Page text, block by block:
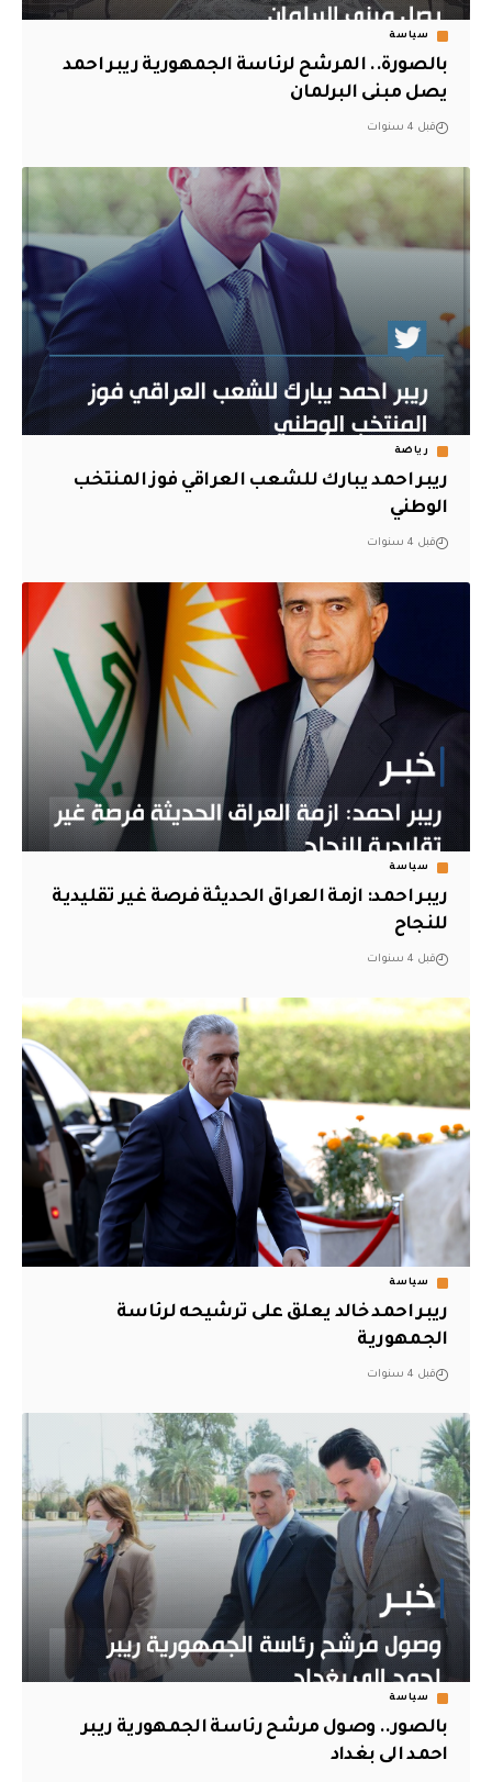
سياسة
بالصورة.. المرشح لرئاسة الجمهورية ريبر احمد
يصل مبنى البرلمان
قبل 4 سنوات
رياضة
ريبر احمد يبارك للشعب العراقي فوز المنتخب
الوطني
قبل 4 سنوات
سياسة
ريبر احمد: ازمة العراق الحديثة فرصة غير تقليدية
للنجاح
قبل 4 سنوات
سياسة
ريبر احمد خالد يعلق على ترشيحه لرئاسة
الجمهورية
قبل 4 سنوات
سياسة
بالصور.. وصول مرشح رئاسة الجمهورية ريبر
احمد الى بغداد